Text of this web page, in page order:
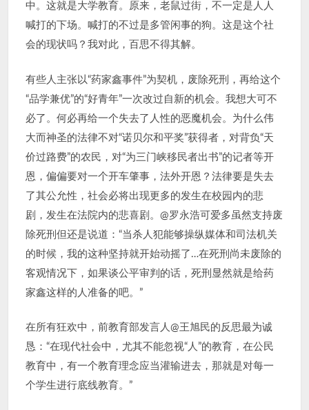
中。这就是大学教育。原来，老鼠过街，不一定是人人
喊打的下场。喊打的不过是多管闲事的狗。这是这个社
会的现状吗？我对此，百思不得其解。
有些人主张以“药家鑫事件”为契机，废除死刑，再给这个
“品学兼优”的“好青年”一次改过自新的机会。我想大可不
必了。何必再给一个失去了人性的恶魔机会。为什么伟
大而神圣的法律不对“诺贝尔和平奖”获得者，对背负“天
价过路费”的农民，对“为三门峡移民者出书”的记者等开
恩，偏偏要对一个开车肇事，法外开恩？法律要是失去
了其公允性，社会必将出现更多的发生在校园内的悲
剧，发生在法院内的悲喜剧。@罗永浩可爱多虽然支持废
除死刑但还是说道：“当杀人犯能够操纵媒体和司法机关
的时候，我的这种坚持就开始动摇了…在死刑尚未废除的
客观情况下，如果谈公平审判的话，死刑显然就是给药
家鑫这样的人准备的吧。”
在所有狂欢中，前教育部发言人@王旭民的反思最为诚
恳：“在现代社会中，尤其不能忽视“人”的教育，在公民
教育中，有一个教育理念应当灌输进去，那就是对每一
个学生进行底线教育。”